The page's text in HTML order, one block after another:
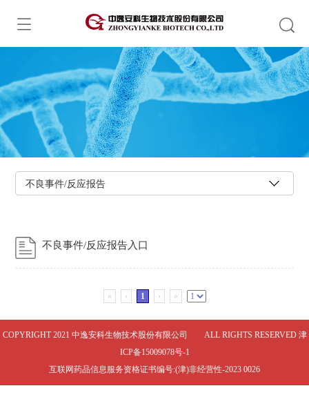
不良事件/反应报告
不良事件/反应报告入口
« ‹ 1 › »
COPYRIGHT 2021 中逸安科生物技术股份有限公司 ALL RIGHTS RESERVED 津
ICP备15009078号-1
互联网药品信息服务资格证书编号:(津)非经营性-2023 0026